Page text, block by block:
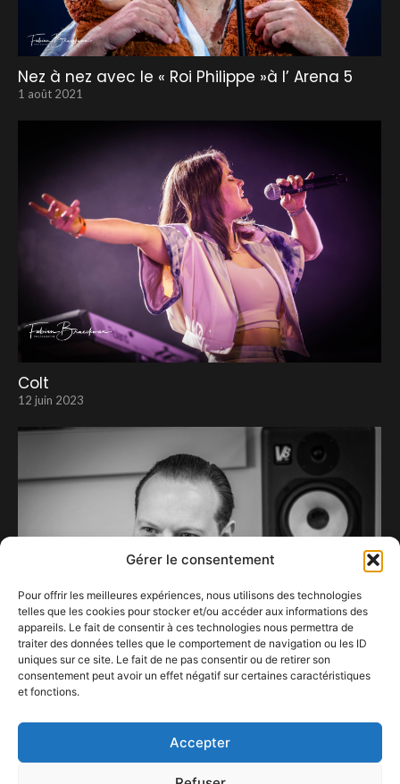
Gérer le consentement
Pour offrir les meilleures expériences, nous utilisons des technologies
telles que les cookies pour stocker et/ou accéder aux informations des
appareils. Le fait de consentir à ces technologies nous permettra de
traiter des données telles que le comportement de navigation ou les ID
uniques sur ce site. Le fait de ne pas consentir ou de retirer son
consentement peut avoir un effet négatif sur certaines caractéristiques
et fonctions.
Accepter
Nez à nez avec le « Roi Philippe »à l’ Arena 5
1 août 2021
Colt
12 juin 2023
L’ Instant Complice Capturé avec Benjamin
8 décembre 2023